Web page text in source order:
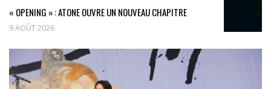
« OPENING » : ATONE OUVRE UN NOUVEAU CHAPITRE
9 AOÛT 2026